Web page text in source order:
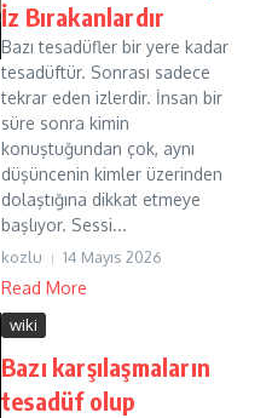
İz Bırakanlardır
Bazı tesadüfler bir yere kadar
tesadüftür. Sonrası sadece
tekrar eden izlerdir. İnsan bir
süre sonra kimin
konuştuğundan çok, aynı
düşüncenin kimler üzerinden
dolaştığına dikkat etmeye
başlıyor. Sessi...
kozlu 14 Mayıs 2026
Read More
wiki
Bazı karşılaşmaların
tesadüf olup